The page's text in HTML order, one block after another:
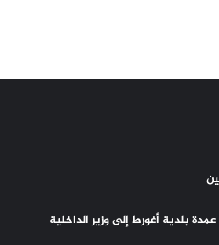
بلدية أغورط إلى وزير الداخلية